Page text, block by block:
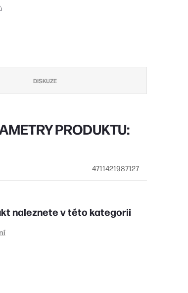
DISKUZE
PRODUKTU:
4711421987127
naleznete v této kategorii